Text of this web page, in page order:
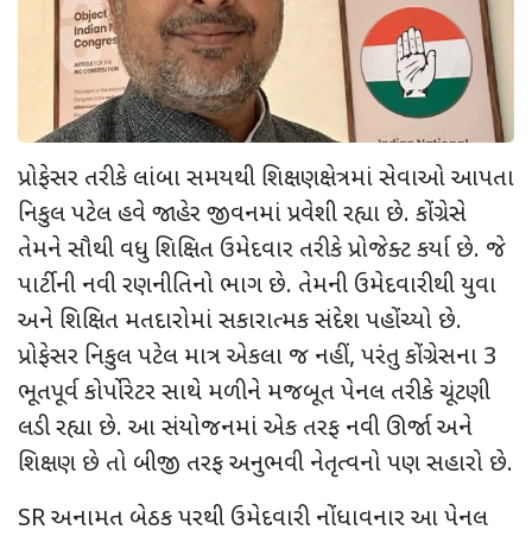
પ્રોફેસર તરીકે લાંબા સમયથી શિક્ષણક્ષેત્રમાં સેવાઓ આપતા
નિકુલ પટેલ હવે જાહેર જીવનમાં પ્રવેશી રહ્યા છે. કોંગ્રેસે
તેમને સૌથી વધુ શિક્ષિત ઉમેદવાર તરીકે પ્રોજેક્ટ કર્યા છે. જે
પાર્ટીની નવી રણનીતિનો ભાગ છે. તેમની ઉમેદવારીથી યુવા
અને શિક્ષિત મતદારોમાં સકારાત્મક સંદેશ પહોંચ્યો છે.
પ્રોફેસર નિકુલ પટેલ માત્ર એકલા જ નહીં, પરંતુ કોંગ્રેસના 3
ભૂતપૂર્વ કોર્પોરેટર સાથે મળીને મજબૂત પેનલ તરીકે ચૂંટણી
લડી રહ્યા છે. આ સંયોજનમાં એક તરફ નવી ઊર્જા અને
શિક્ષણ છે તો બીજી તરફ અનુભવી નેતૃત્વનો પણ સહારો છે.
SRઅનામત બેઠક પરથી ઉમેદવારી નોંધાવનાર આ પેનલ